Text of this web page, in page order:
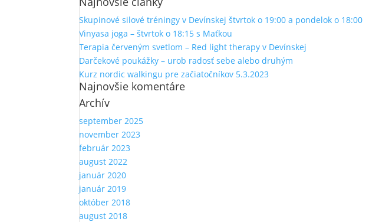
Skupinové silové tréningy v Devínskej štvrtok o 19:00 a pondelok o 18:00
Vinyasa joga – štvrtok o 18:15 s Maťkou
Terapia červeným svetlom – Red light therapy v Devínskej
Darčekové poukážky – urob radosť sebe alebo druhým
Kurz nordic walkingu pre začiatočníkov 5.3.2023
Najnovšie komentáre
Archív
september 2025
november 2023
február 2023
august 2022
január 2020
január 2019
október 2018
august 2018